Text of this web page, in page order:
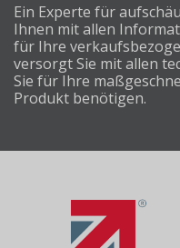
Ein Experte für
Ihnen mit allen
für Ihre
versorgt Sie mit allen
Sie für Ihre
Produkt benötigen.